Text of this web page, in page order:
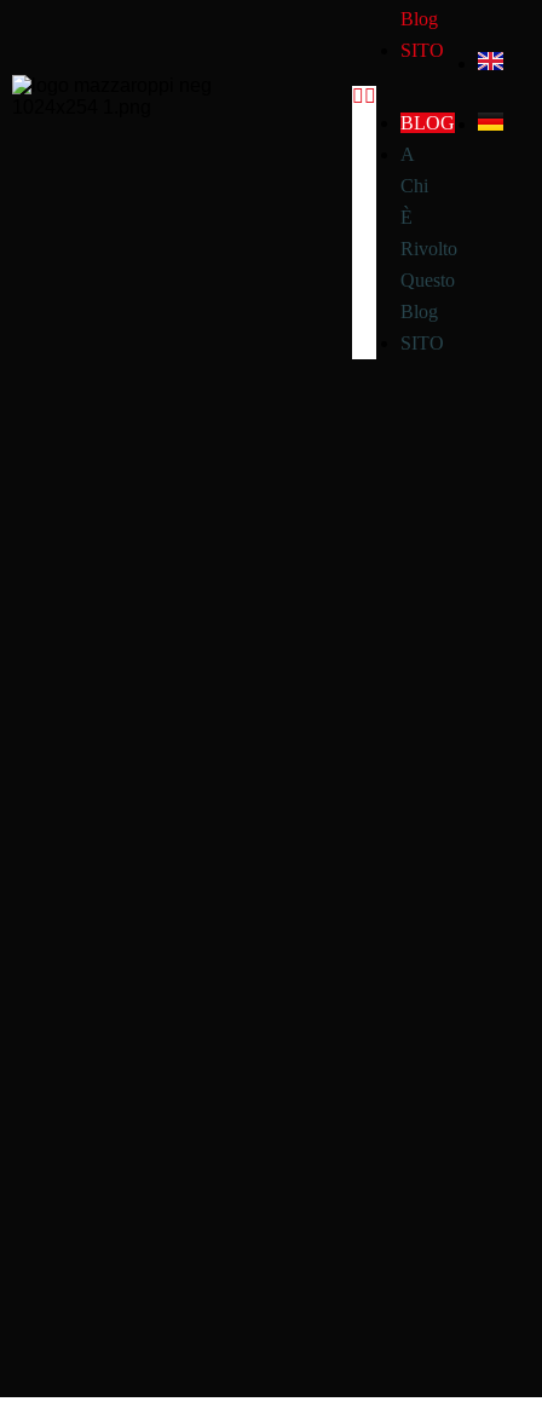
Blog
SITO
BLOG
A
Chi
È
Rivolto
Questo
Blog
SITO